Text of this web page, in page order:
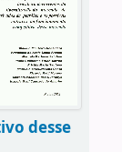
desse